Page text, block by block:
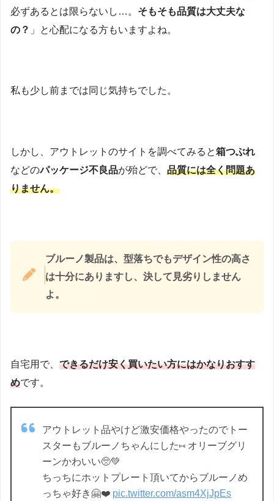
必ずあるとは限らないし…。 そもそも品質は大丈夫な
の？ 」と心配になる方もいますよね。
私も少し前までは同じ気持ちでした。
しかし、アウトレットのサイトを調べてみると箱つぶれ
などのパッケージ不良品が殆どで、 品質には全く問題あ
りません。
ブルーノ製品は、型落ちでもデザイン性の高さ
は十分にありますし、決して見劣りしません
よ。
自宅用で、 できるだけ安く買いたい方にはかなりおすす
めです。
アウトレット品やけど激安価格やったのでトー
スターもブルーノちゃんにした⑅ オリーブグリ
ーンかわいい🥺💚
ちっちにホットプレート頂いてからブルーノめ
っちゃ好き🤗❤️ pic.twitter.com/asm4XjJpEs